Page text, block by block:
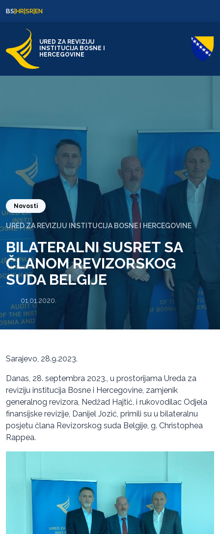
BS|HR|SR|EN
URED ZA REVIZIJU
INSTITUCIJA BOSNE I
HERCEGOVINE
Novosti
URED ZA REVIZIJU INSTITUCIJA BOSNE I HERCEGOVINE
BILATERALNI SUSRET SA
ČLANOM REVIZORSKOG
SUDA BELGIJE
01.01.2020.
Sarajevo, 28.9.2023.
Danas, 28. septembra 2023., u prostorijama Ureda za
reviziju institucija Bosne i Hercegovine, zamjenik
generalnog revizora, Nedžad Hajtić, i rukovodilac Odjela
finansijske revizije, Danijel Jozić, primili su u bilateralnu
posjetu člana Revizorskog suda Belgije, g. Christophea
Rappea.